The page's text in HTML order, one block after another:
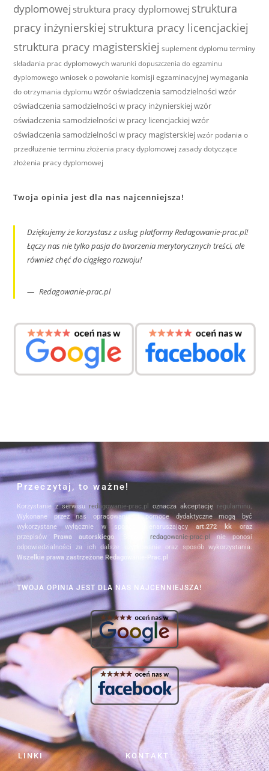
dyplomowej struktura pracy dyplomowej struktura
pracy inżynierskiej struktura pracy licencjackiej
struktura pracy magisterskiej suplement dyplomu terminy
składania prac dyplomowych warunki dopuszczenia do egzaminu
dyplomowego wniosek o powołanie komisji egzaminacyjnej wymagania
do otrzymania dyplomu wzór oświadczenia samodzielnościwzór
oświadczenia samodzielności w pracy inżynierskiejwzór
oświadczenia samodzielności w pracy licencjackiejwzór
oświadczenia samodzielności w pracy magisterskiej wzór podania o
przedłużenie terminu złożenia pracy dyplomowej zasady dotyczące
złożenia pracy dyplomowej
Twoja opinia jest dla nas najcenniejsza!
Dziękujemy że korzystasz z usług platformy Redagowanie-prac.pl!
Łączy nas nie tylko pasja do tworzenia merytorycznych treści, ale
również chęć do ciągłego rozwoju!
Redagowanie-prac.pl
KONTAKT
LINKI
Przeczytaj, to ważne!
Korzystanie z serwisu redagowanie-prac.pl oznacza akceptację regulaminu
Wykonane przez nas opracowania i pomoce dydaktyczne mogą być
wykorzystane wyłącznie w sposób nienaruszającyart.272 kkoraz
przepisów Prawa autorskiego redagowanie-prac.pl nie ponosi
odpowiedzialności za ich dalsze użytkowanie oraz sposób wykorzystania.
Wszelkie prawa zastrzeżone Redagowanie-Prac.pl
TWOJA OPINIA JEST DLA NAS NAJCENNIEJSZA!